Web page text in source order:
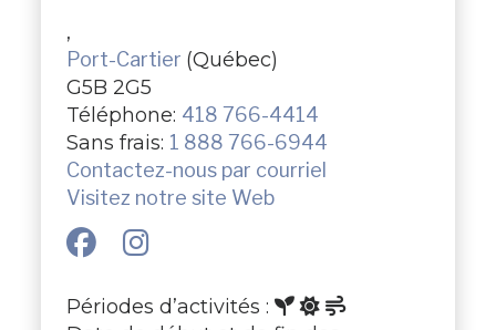
,
Port-Cartier (Québec)
G5B 2G5
Téléphone: 418 766-4414
Sans frais: 1 888 766-6944
Contactez-nous par courriel
Visitez notre site Web
Périodes d’activités :